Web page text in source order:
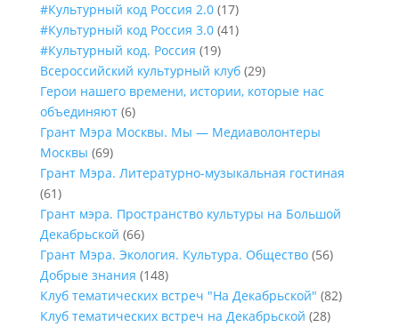
#Культурный код Россия 2.0(17)
#Культурный код Россия 3.0(41)
#Культурный код. Россия (19)
Всероссийский культурный клуб(29)
Герои нашего времени, истории, которые нас
объединяют(6)
Грант Мэра Москвы. Мы — Медиаволонтеры
Москвы (69)
Грант Мэра. Литературно-музыкальная гостиная
(61)
Грант мэра. Пространство культуры на Большой
Декабрьской (66)
Грант Мэра. Экология. Культура. Общество(56)
Добрые знания (148)
Клуб тематических встреч "На Декабрьской" (82)
Клуб тематических встреч на Декабрьской (28)